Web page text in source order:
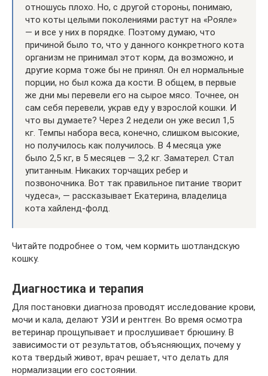
отношусь плохо. Но, с другой стороны, понимаю,
что коты целыми поколениями растут на «Рояле»
— и все у них в порядке. Поэтому думаю, что
причиной было то, что у данного конкретного кота
организм не принимал этот корм, да возможно, и
другие корма тоже бы не принял. Он ел нормальные
порции, но был кожа да кости. В общем, в первые
же дни мы перевели его на сырое мясо. Точнее, он
сам себя перевели, украв еду у взрослой кошки. И
что вы думаете? Через 2 недели он уже весил 1,5
кг. Темпы набора веса, конечно, слишком высокие,
но получилось как получилось. В 4 месяца уже
было 2,5 кг, в 5 месяцев — 3,2 кг. Заматерел. Стал
упитанным. Никаких торчащих ребер и
позвоночника. Вот так правильное питание творит
чудеса», — рассказывает Екатерина, владелица
кота хайленд-фолд.
Читайте подробнее о том, чем кормить шотландскую
кошку.
Диагностика и терапия
Для постановки диагноза проводят исследование крови,
мочи и кала, делают УЗИ и рентген. Во время осмотра
ветеринар прощупывает и прослушивает брюшину. В
зависимости от результатов, объясняющих, почему у
кота твердый живот, врач решает, что делать для
нормализации его состоянии.